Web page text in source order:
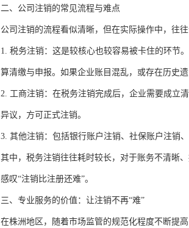
二、公司注销的常见流程与难点
公司注销的流程看似清晰，但在实际操作中，往
1. 税务注销：这是较核心也较容易被卡住的环节
算清缴与申报。如果企业账目混乱，或存在历史
2. 工商注销：在税务注销完成后，企业需要成立
异议，方可正式注销。
3. 其他注销：包括银行账户注销、社保账户注销、
其中，税务注销往往耗时较长，对于账务不清晰
感叹“注销比注册还难”。
三、专业服务的价值：让注销不再“难”
在株洲地区，随着市场监管的规范化程度不断提